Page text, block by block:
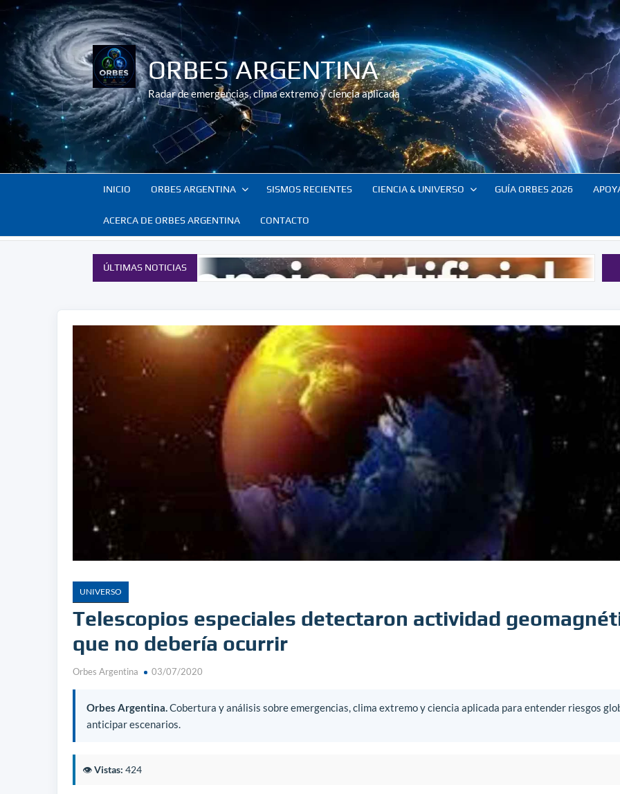
Saltar
al
contenido
ORBES ARGENTINA
Radar de emergencias, clima extremo y ciencia aplicada
INICIO ORBES ARGENTINA SISMOS RECIENTES CIENCIA & UNIVERSO GUÍA ORBES 2026
ACERCA DE ORBES ARGENTINA CONTACTO
ÚLTIMAS NOTICIAS
UNIVERSO
Telescopios especiales detectaron actividad
que no debería ocurrir
Orbes Argentina 03/07/2020
Orbes Argentina.Cobertura y análisis sobre emergencias, clima extremo y ciencia aplicada para entender riesgos
anticipar escenarios.
👁️Vistas: 424